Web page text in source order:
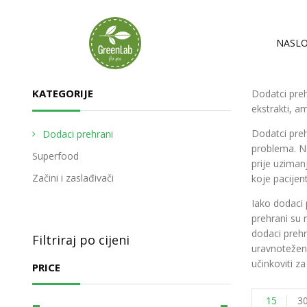
KATEGORIJE
Dodaci prehrani
Superfood
Začini i zaslađivači
Filtriraj po cijeni
PRICE
Dodatci
ekstrakti,
Dodatci
problema.
prije
koje
Iako dodaci
prehrani su
dodaci
učinkoviti
15